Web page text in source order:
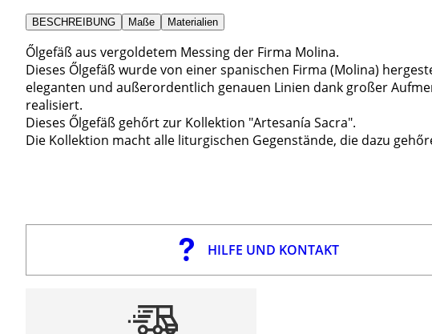
BESCHREIBUNG Maße Materialien
Őlgefäß aus vergoldetem Messing der Firma Molina.
Dieses Őlgefäß wurde von einer spanischen Firma (Molina)
eleganten und außerordentlich genauen Linien dank großer
realisiert.
Dieses Őlgefäß gehőrt zur Kollektion "Artesanía Sacra".
Die Kollektion macht alle liturgischen Gegenstände, die dazu
HILFE UND KONTAKT